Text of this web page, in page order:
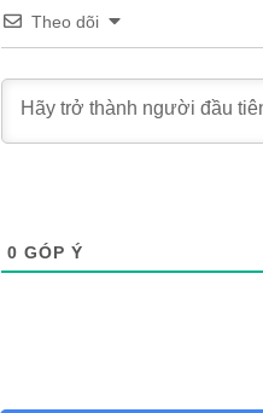
Theo dõi
0 GÓP Ý